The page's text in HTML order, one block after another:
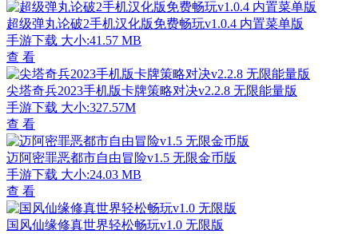
超级弹丸论破2手机汉化版免费畅玩v1.0.4 内置菜单版
手游下载 大小:41.57 MB
查 看
尖塔奇兵2023手机版卡牌策略对决v2.2.8 无限能量版
手游下载 大小:327.57M
查 看
迈阿密罪恶都市自由冒险v1.5 无限金币版
手游下载 大小:24.03 MB
查 看
国风仙缘修真世界轻松畅玩v1.0 无限版